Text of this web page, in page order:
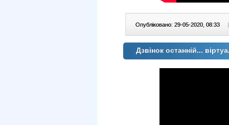
Опубліковано: 29-05-2020, 08:33 |
Дзвінок останній...